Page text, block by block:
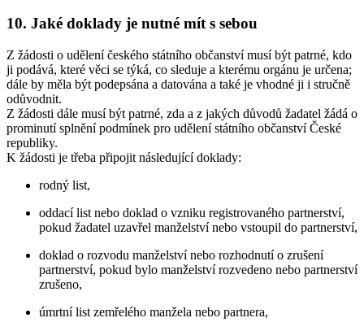
10. Jaké doklady je nutné mít s sebou
Z žádosti o udělení českého státního občanství musí být patrné, kdo
ji podává, které věci se týká, co sleduje a kterému orgánu je určena;
dále by měla být podepsána a datována a také je vhodné ji i stručně
odůvodnit.
Z žádosti dále musí být patrné, zda a z jakých důvodů žadatel žádá o
prominutí splnění podmínek pro udělení státního občanství České
republiky.
K žádosti je třeba připojit následující doklady:
rodný list,
oddací list nebo doklad o vzniku registrovaného partnerství,
pokud žadatel uzavřel manželství nebo vstoupil do partnerství,
doklad o rozvodu manželství nebo rozhodnutí o zrušení
partnerství, pokud bylo manželství rozvedeno nebo partnerství
zrušeno,
úmrtní list zemřelého manžela nebo partnera,